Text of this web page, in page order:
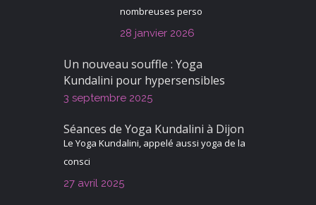
nombreuses perso
28 janvier 2026
Un nouveau souffle : Yoga
Kundalini pour hypersensibles
3 septembre 2025
Séances de Yoga Kundalini à Dijon
Le Yoga Kundalini, appelé aussi yoga de la
consci
27 avril 2025